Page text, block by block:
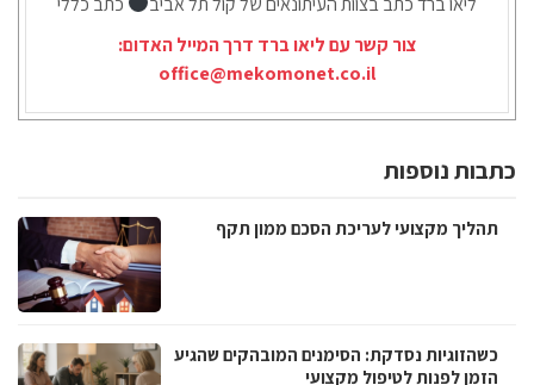
צור קשר עם ליאו ברד דרך המייל האדום:
office@mekomonet.co.il
כתבות נוספות
תהליך מקצועי לעריכת הסכם ממון תקף
כשהזוגיות נסדקת: הסימנים המובהקים שהגיע
הזמן לפנות לטיפול מקצועי